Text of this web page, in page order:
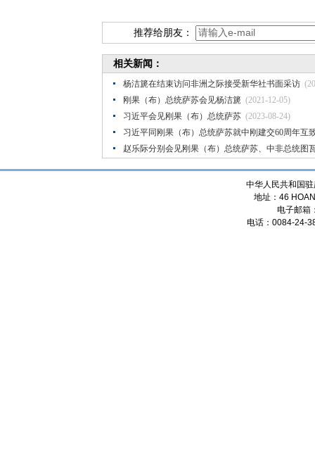
推荐给朋友：
相关新闻：
杨洁篪在结束访问非洲之际接受新华社书面采访
刚果（布）总统萨苏会见杨洁篪 (2021-12-05)
习近平会见刚果（布）总统萨苏 (2023-08-24)
习近平同刚果（布）总统萨苏就中刚建交60周年互
赵乐际分别会见刚果（布）总统萨苏、中非总统图
中华人民共和国
地址：46
电子邮箱
电话：0084-24-